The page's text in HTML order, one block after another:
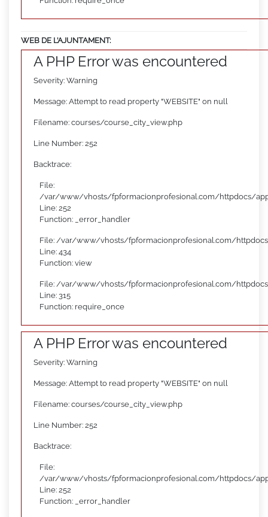
WEB DE L’AJUNTAMENT:
A PHP Error was encountered
Severity: Warning
Message: Attempt to read property "WEBSITE" on null
Filename: courses/course_city_view.php
Line Number: 252
Backtrace:
File:
/var/www/vhosts/fpformacionprofesional.com/httpdocs/
Line: 252
Function: _error_handler
File: /var/www/vhosts/fpformacionprofesional.com/
Line: 434
Function: view
File: /var/www/vhosts/fpformacionprofesional.com/
Line: 315
Function: require_once
A PHP Error was encountered
Severity: Warning
Message: Attempt to read property "WEBSITE" on null
Filename: courses/course_city_view.php
Line Number: 252
Backtrace:
File:
/var/www/vhosts/fpformacionprofesional.com/httpdocs/
Line: 252
Function: _error_handler